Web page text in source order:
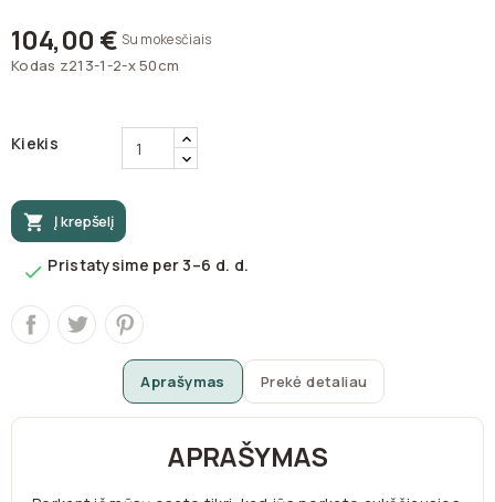
104,00 € Su mokesčiais
Kodas z213-1-2-x 50cm
Kiekis
 Į krepšelį
 Pristatysime per 3–6 d. d.
Aprašymas Prekė detaliau
APRAŠYMAS